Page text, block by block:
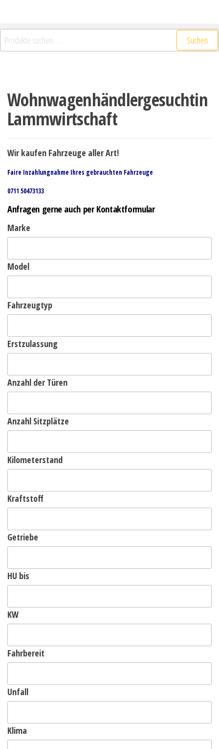
Suchen
Wohnwagenhändlergesuchtin
Lammwirtschaft
Wir kaufen Fahrzeuge aller Art!
Faire Inzahlungnahme Ihres gebrauchten Fahrzeuge
0711 50473133
Anfragen gerne auch per Kontaktformular
Marke
Model
Fahrzeugtyp
Erstzulassung
Anzahl der Türen
Anzahl Sitzplätze
Kilometerstand
Kraftstoff
Getriebe
HU bis
KW
Fahrbereit
Unfall
Klima